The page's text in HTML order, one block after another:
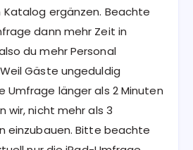
Katalog ergänzen. Beachte
dann mehr Zeit in
du mehr Personal
Gäste ungeduldig
Umfrage länger als 2 Minuten
wir, nicht mehr als 3
einzubauen. Bitte beachte